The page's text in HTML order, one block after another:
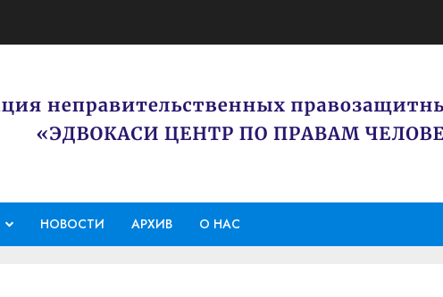
НОВОСТИ АРХИВ О НАС